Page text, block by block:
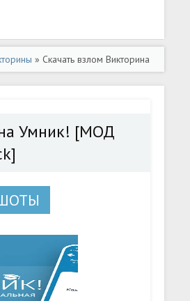
» Скачать взлом Викторина
- полная версия apk на
Умник! [МОД